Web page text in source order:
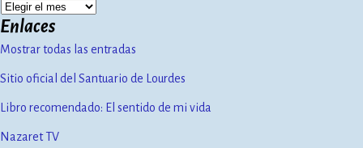
Enlaces
Mostrar todas las entradas
Sitio oficial del Santuario de Lourdes
Libro recomendado: El sentido de mi vida
Nazaret TV